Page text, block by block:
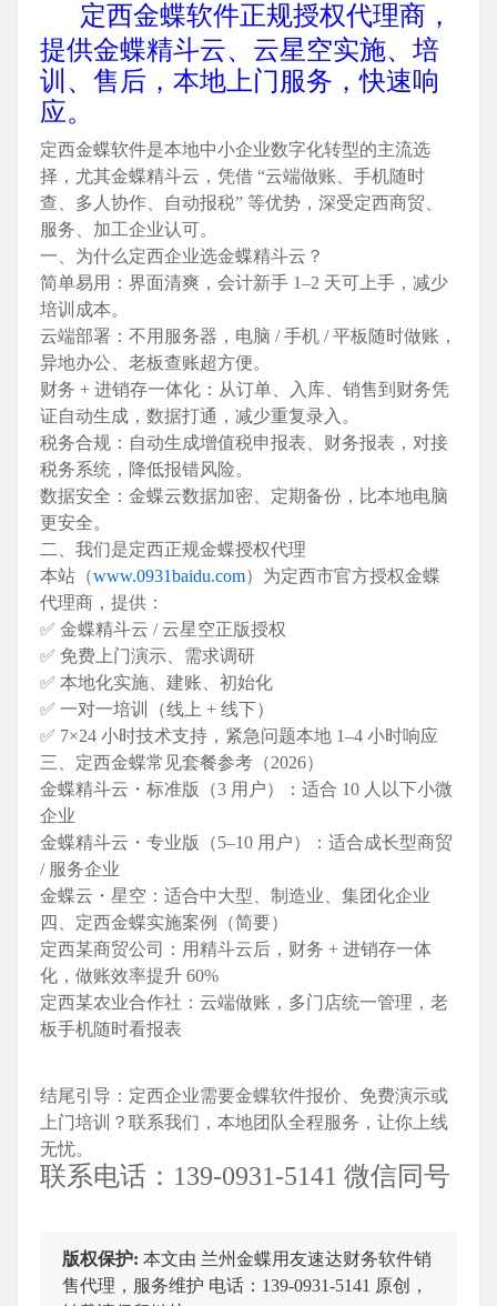
定西金蝶软件正规授权代理商，
提供金蝶精斗云、云星空实施、培
训、售后，本地上门服务，快速响
应。
定西金蝶软件是本地中小企业数字化转型的主流选
择，尤其金蝶精斗云 ，凭借 “云端做账、手机随时
查、多人协作、自动报税” 等优势，深受定西商贸、
服务、加工企业认可。
一、为什么定西企业选金蝶精斗云？
简单易用 ：界面清爽，会计新手 1–2 天可上手，减少
培训成本。
云端部署 ：不用服务器，电脑 / 手机 / 平板随时做账，
异地办公、老板查账超方便。
财务 + 进销存一体化 ：从订单、入库、销售到财务凭
证自动生成，数据打通，减少重复录入。
税务合规 ：自动生成增值税申报表、财务报表，对接
税务系统，降低报错风险。
数据安全 ：金蝶云数据加密、定期备份，比本地电脑
更安全。
二、我们是定西正规金蝶授权代理
本站（www.0931baidu.com）为定西市官方授权金蝶
代理商 ，提供：
✅ 金蝶精斗云 / 云星空正版授权
✅ 免费上门演示、需求调研
✅ 本地化实施、建账、初始化
✅ 一对一培训（线上 + 线下）
✅ 7×24 小时技术支持，紧急问题本地 1–4 小时响应
三、定西金蝶常见套餐参考（2026）
金蝶精斗云・标准版（3 用户）：适合 10 人以下小微
企业
金蝶精斗云・专业版（5–10 用户）：适合成长型商贸
/ 服务企业
金蝶云・星空：适合中大型、制造业、集团化企业
四、定西金蝶实施案例（简要）
定西某商贸公司：用精斗云后，财务 + 进销存一体
化，做账效率提升 60%
定西某农业合作社：云端做账，多门店统一管理，老
板手机随时看报表
结尾引导 ：定西企业需要金蝶软件报价、免费演示或
上门培训？联系我们，本地团队全程服务，让你上线
无忧。
联系电话：139-0931-5141 微信同号
版权保护: 本文由 兰州金蝶用友速达财务软件销
售代理，服务维护 电话：139-0931-5141 原创，